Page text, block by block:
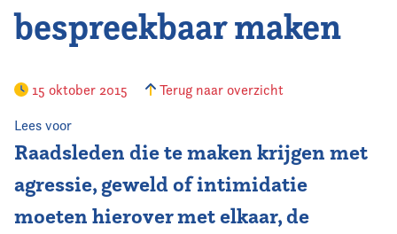
Nieuws
Vereniging
Contact
bespreekbaar maken
15 oktober 2015 Terug naar overzicht
Lees voor
Raadsleden die te maken krijgen met
agressie, geweld of intimidatie
moeten hierover met elkaar, de